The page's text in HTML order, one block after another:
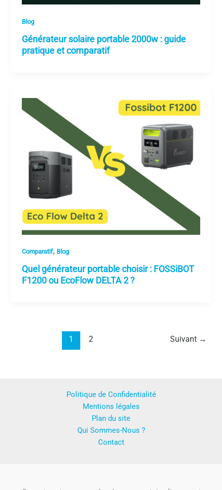
Blog
Générateur solaire portable 2000w : guide
pratique et comparatif
Comparatif, Blog
Quel générateur portable choisir : FOSSiBOT
F1200 ou EcoFlow DELTA 2 ?
1 2 Suivant →
Politique de Confidentialité
Mentions légales
Plan du site
Qui Sommes-Nous ?
Contact